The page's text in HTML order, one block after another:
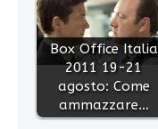
Box Office Italia
2011 19-21
agosto: Come
ammazzare…